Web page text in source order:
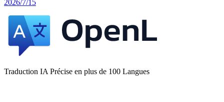
2026/7/15
Traduction IA Précise en plus de 100 Langues